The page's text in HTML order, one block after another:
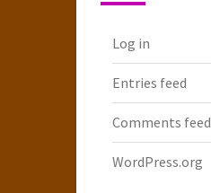
Log in
Entries feed
Comments feed
WordPress.org